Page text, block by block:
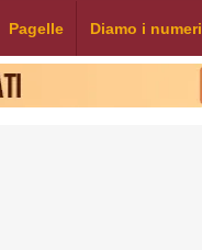
Pagelle Diamo i numeri